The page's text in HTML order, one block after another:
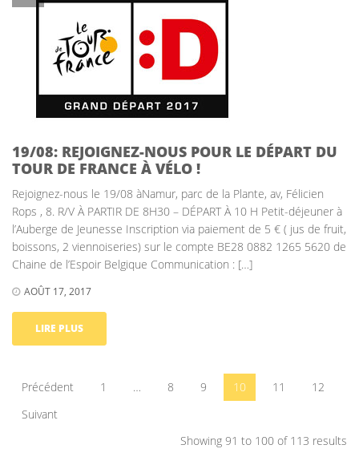
19/08: REJOIGNEZ-NOUS POUR LE DÉPART DU
TOUR DE FRANCE À VÉLO !
Rejoignez-nous le 19/08 àNamur, parc de la Plante, av, Félicien
Rops , 8. R/V À PARTIR DE 8H30 – DÉPART À 10 H Petit-déjeuner à
l’Auberge de Jeunesse Inscription via paiement de 5 € ( jus de fruit,
boissons, 2 viennoiseries) sur le compte BE28 0882 1265 5620 de
Chaine de l’Espoir Belgique Communication : […]
AOÛT 17, 2017
LIRE PLUS
Précédent 1 … 8 9 10 11
12
Suivant
Showing 91 to 100 of 113 results